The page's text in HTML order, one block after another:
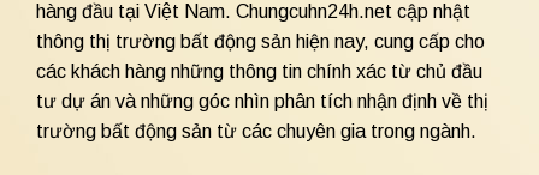
hàng đầu tại Việt Nam. Chungcuhn24h.net cập nhật
thông thị trường bất động sản hiện nay, cung cấp cho
các khách hàng những thông tin chính xác từ chủ đầu
tư dự án và những góc nhìn phân tích nhận định về thị
trường bất động sản từ các chuyên gia trong ngành.